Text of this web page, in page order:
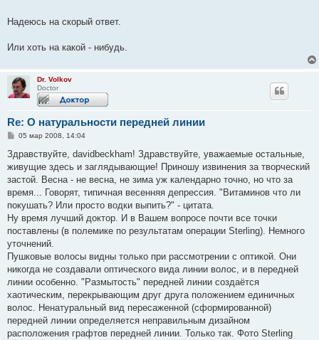
Надеюсь на скорый ответ.
Или хоть на какой - нибудь.
Dr. Volkov
Doctor
Re: О натуральности передней линии
С
о
б
щ
е
и
е
05 мар 2008, 14:04
Здравствуйте, davidbeckham! Здравствуйте, уважаемые остальные,
живущие здесь и заглядывающие! Приношу извинения за творческий
застой. Весна - не весна, не зима уж календарно точно, но что за
время... Говорят, типичная весенняя депрессия. "Витаминов что ли
покушать? Или просто водки выпить?" - цитата.
Ну время лучший доктор. И в Вашем вопросе почти все точки
поставлены (в полемике по результатам операции Sterling). Немного
уточнений.
Пушковые волосы видны только при рассмотрении с оптикой. Они
никогда не создавали оптического вида линии волос, и в передней
линии особенно. "Размытость" передней линии создаётся
хаотическим, перекрывающим друг друга положением единичных
волос. Ненатуральный вид пересаженной (сформированной)
передней линии определяется неправильным дизайном
расположения графтов передней линии. Только так. Фото Sterling